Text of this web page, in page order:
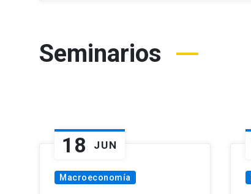
Seminarios
18 JUN
Macroeconomía